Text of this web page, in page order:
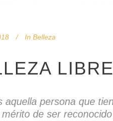
In Belleza
LIBRE
aquella persona que
mérito de ser